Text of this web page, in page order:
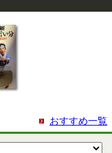
おすすめ一覧